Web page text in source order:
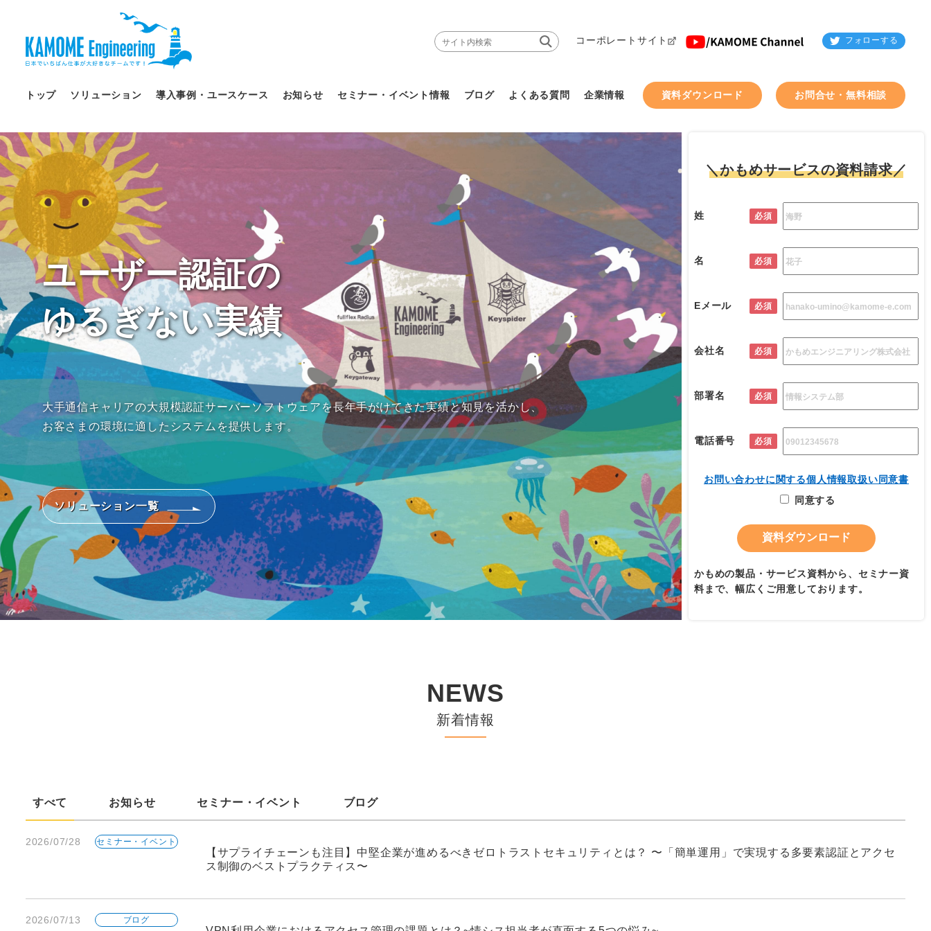
コーポレートサイト フォローする
トップ ソリューション 導入事例・ユースケース お知らせ セミナー・イベント情報 ブログ よくある質問 企業情報 資料ダウンロード お問合せ・無料相談
ユーザー認証の
ゆるぎない実績
大手通信キャリアの大規模認証サーバーソフトウェアを長年手がけてきた実績と知見を活かし、
お客さまの環境に適したシステムを提供します。
ソリューション一覧
＼かもめサービスの資料請求／
姓 必須
名 必須
Eメール 必須
会社名 必須
部署名 必須
電話番号 必須
お問い合わせに関する個人情報取扱い同意書
同意する
かもめの製品・サービス資料から、セミナー資
料まで、幅広くご用意しております。
NEWS
新着情報
すべて お知らせ セミナー・イベント ブログ
2026/07/28 セミナー・イベント
【サプライチェーンも注目】中堅企業が進めるべきゼロトラストセキュリティとは？ 〜「簡単運用」で実現する多要素認証とアクセ
ス制御のベストプラクティス〜
2026/07/13 ブログ